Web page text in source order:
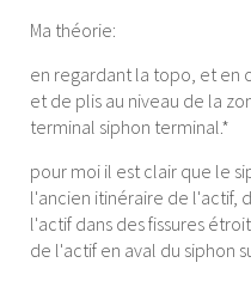
Ma théorie:
en regardant la topo, et en
et de plis au niveau de la
terminal siphon terminal.*
pour moi il est clair que le
l'ancien itinéraire de l'actif,
l'actif dans des fissures
de l'actif en aval du siphon